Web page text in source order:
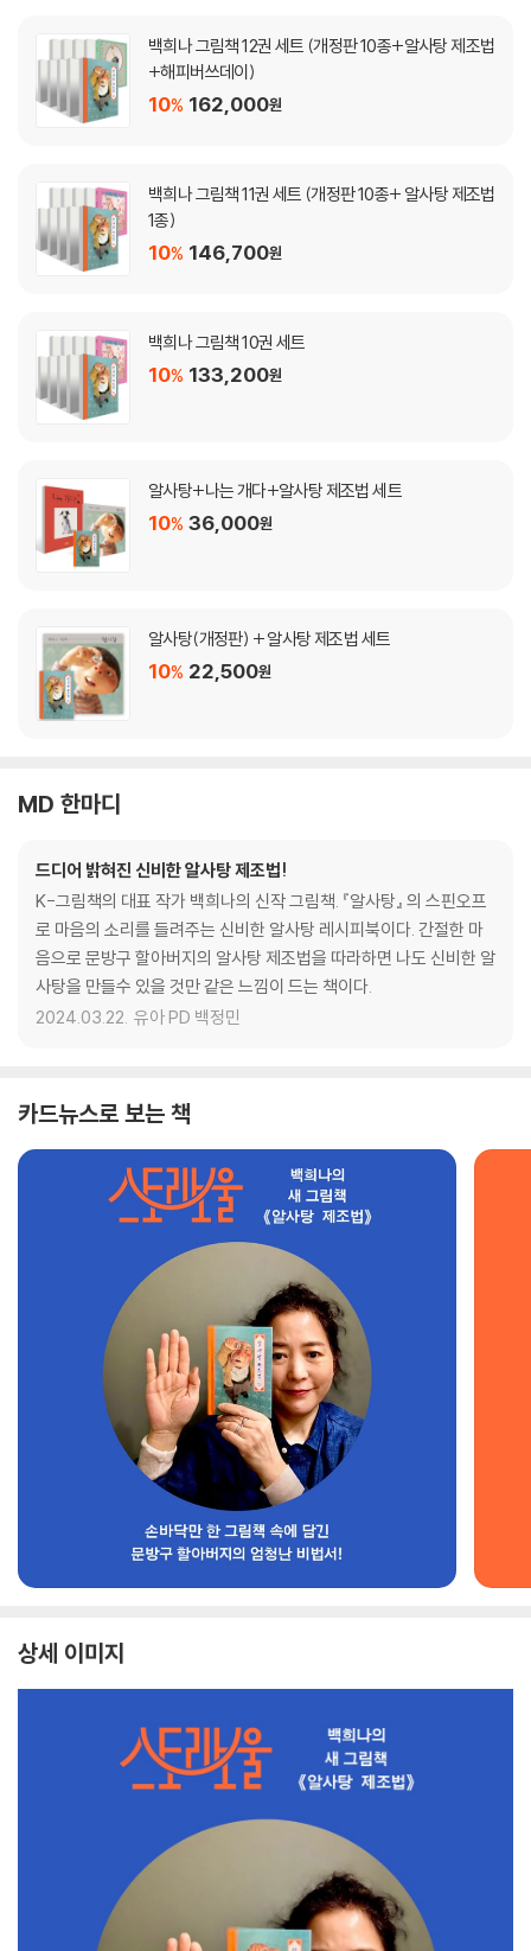
백희나 그림책 12권 세트 (개정판 10종+알사탕 제조법
+해피버쓰데이)
10% 162,000원
백희나 그림책 11권 세트 (개정판 10종+ 알사탕 제조법
1종)
10% 146,700원
백희나 그림책 10권 세트
10% 133,200원
알사탕+나는 개다+알사탕 제조법 세트
10% 36,000원
알사탕(개정판) + 알사탕 제조법 세트
10% 22,500원
MD 한마디
드디어 밝혀진 신비한 알사탕 제조법!
K-그림책의 대표 작가 백희나의 신작 그림책. 『알사탕』 의 스핀오프
로 마음의 소리를 들려주는 신비한 알사탕 레시피북이다. 간절한 마
음으로 문방구 할아버지의 알사탕 제조법을 따라하면 나도 신비한 알
사탕을 만들수 있을 것만 같은 느낌이 드는 책이다.
2024.03.22. 유아 PD 백정민
카드뉴스로 보는 책
상세 이미지